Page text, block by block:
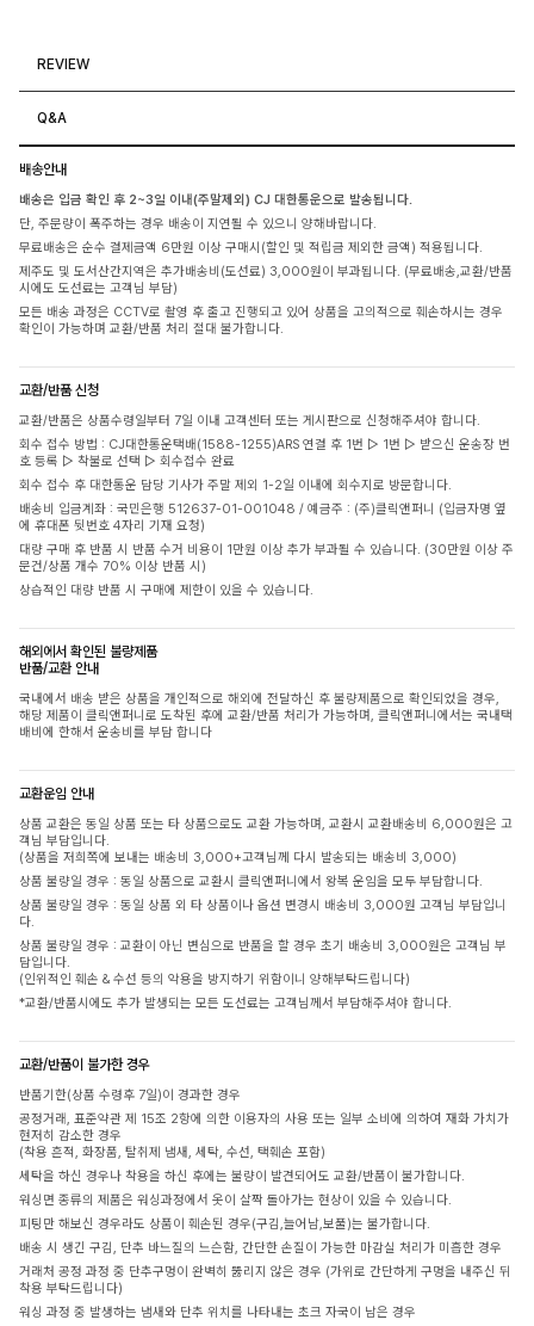
REVIEW
Q&A
배송안내
배송은 입금 확인 후 2~3일 이내(주말제외) CJ 대한통운으로 발송됩니다.
단, 주문량이 폭주하는 경우 배송이 지연될 수 있으니 양해바랍니다.
무료배송은 순수 결제금액 6만원 이상 구매시(할인 및 적립금 제외한 금액) 적용됩니다.
제주도 및 도서산간지역은 추가배송비(도선료) 3,000원이 부과됩니다. (무료배송,교환/반품
시에도 도선료는 고객님 부담)
모든 배송 과정은 CCTV로 촬영 후 출고 진행되고 있어 상품을 고의적으로 훼손하시는 경우
확인이 가능하며 교환/반품 처리 절대 불가합니다.
교환/반품 신청
교환/반품은 상품수령일부터 7일 이내 고객센터 또는 게시판으로 신청해주셔야 합니다.
회수 접수 방법 : CJ대한통운택배(1588-1255)ARS 연결 후 1번 ▷ 1번 ▷ 받으신 운송장 번
호 등록 ▷ 착불로 선택 ▷ 회수접수 완료
회수 접수 후 대한통운 담당 기사가 주말 제외 1-2일 이내에 회수지로 방문합니다.
배송비 입금계좌 : 국민은행 512637-01-001048 / 예금주 : (주)클릭앤퍼니 (입금자명 옆
에 휴대폰 뒷번호 4자리 기재 요청)
대량 구매 후 반품 시 반품 수거 비용이 1만원 이상 추가 부과될 수 있습니다. (30만원 이상 주
문건/상품 개수 70% 이상 반품 시)
상습적인 대량 반품 시 구매에 제한이 있을 수 있습니다.
해외에서 확인된 불량제품
반품/교환 안내
국내에서 배송 받은 상품을 개인적으로 해외에 전달하신 후 불량제품으로 확인되었을 경우,
해당 제품이 클릭앤퍼니로 도착된 후에 교환/반품 처리가 가능하며, 클릭앤퍼니에서는 국내택
배비에 한해서 운송비를 부담 합니다
교환운임 안내
상품 교환은 동일 상품 또는 타 상품으로도 교환 가능하며, 교환시 교환배송비 6,000원은 고
객님 부담입니다.
(상품을 저희쪽에 보내는 배송비 3,000+고객님께 다시 발송되는 배송비 3,000)
상품 불량일 경우 : 동일 상품으로 교환시 클릭앤퍼니에서 왕복 운임을 모두 부담합니다.
상품 불량일 경우 : 동일 상품 외 타 상품이나 옵션 변경시 배송비 3,000원 고객님 부담입니
다.
상품 불량일 경우 : 교환이 아닌 변심으로 반품을 할 경우 초기 배송비 3,000원은 고객님 부
담입니다.
(인위적인 훼손 & 수선 등의 악용을 방지하기 위함이니 양해부탁드립니다)
*교환/반품시에도 추가 발생되는 모든 도선료는 고객님께서 부담해주셔야 합니다.
교환/반품이 불가한 경우
반품기한(상품 수령후 7일)이 경과한 경우
공정거래, 표준약관 제 15조 2항에 의한 이용자의 사용 또는 일부 소비에 의하여 재화 가치가
현저히 감소한 경우
(착용 흔적, 화장품, 탈취제 냄새, 세탁, 수선, 택훼손 포함)
세탁을 하신 경우나 착용을 하신 후에는 불량이 발견되어도 교환/반품이 불가합니다.
워싱면 종류의 제품은 워싱과정에서 옷이 살짝 돌아가는 현상이 있을 수 있습니다.
피팅만 해보신 경우라도 상품이 훼손된 경우(구김,늘어남,보풀)는 불가합니다.
배송 시 생긴 구김, 단추 바느질의 느슨함, 간단한 손질이 가능한 마감실 처리가 미흡한 경우
거래처 공정 과정 중 단추구멍이 완벽히 뚫리지 않은 경우 (가위로 간단하게 구멍을 내주신 뒤
착용 부탁드립니다)
워싱 과정 중 발생하는 냄새와 단추 위치를 나타내는 초크 자국이 남은 경우